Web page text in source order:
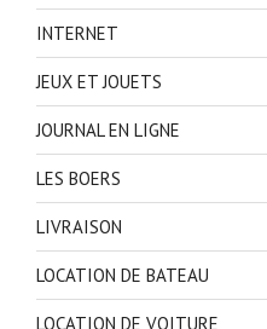
INTERNET
JEUX ET JOUETS
JOURNAL EN LIGNE
LES BOERS
LIVRAISON
LOCATION DE BATEAU
LOCATION DE VOITURE